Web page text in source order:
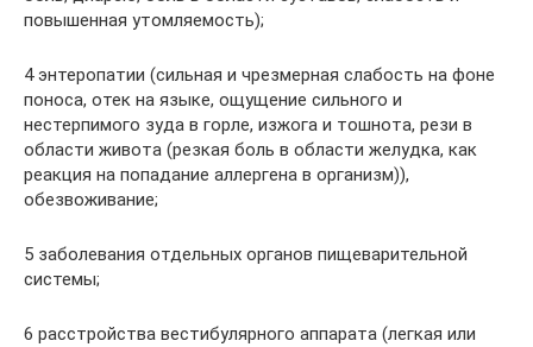
повышенная утомляемость);
4 энтеропатии (сильная и чрезмерная слабость на фоне
поноса, отек на языке, ощущение сильного и
нестерпимого зуда в горле, изжога и тошнота, рези в
области живота (резкая боль в области желудка, как
реакция на попадание аллергена в организм)),
обезвоживание;
5 заболевания отдельных органов пищеварительной
системы;
6 расстройства вестибулярного аппарата (легкая или